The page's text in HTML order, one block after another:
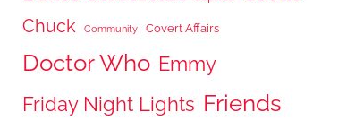
Chuck Community Covert Affairs
Doctor Who Emmy
Friday Night Lights Friends